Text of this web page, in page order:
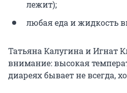
лежит);
любая еда и жидкость
Татьяна Калугина и Игнат
внимание: высокая
диареях бывает не всегда,